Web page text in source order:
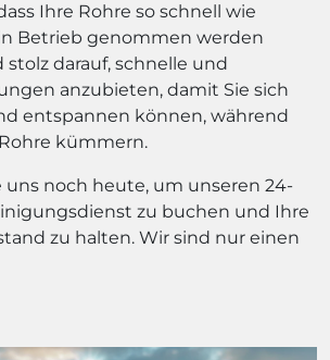
Ihre Rohre so schnell wie
Betrieb genommen werden
stolz darauf, schnelle und
anzubieten, damit Sie sich
entspannen können, während
kümmern.
uns noch heute, um unseren 24-
zu buchen und Ihre
zu halten. Wir sind nur einen